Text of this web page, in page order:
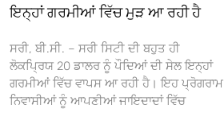
ਇਨ੍ਹਾਂ ਗਰਮੀਆਂ ਵਿੱਚ ਮੁੜ ਆ ਰਹੀ ਹੈ
ਸਰੀ, ਬੀ.ਸੀ. – ਸਰੀ ਸਿਟੀ ਦੀ ਬਹੁਤ ਹੀ
ਲੋਕਪ੍ਰਿਯ 20 ਡਾਲਰ ਨੂੰ ਪੌਦਿਆਂ ਦੀ ਸੇਲ ਇਨ੍ਹਾਂ
ਗਰਮੀਆਂ ਵਿੱਚ ਵਾਪਸ ਆ ਰਹੀ ਹੈ। ਇਹ ਪ੍ਰੋਗਰਾਮ
ਨਿਵਾਸੀਆਂ ਨੂੰ ਆਪਣੀਆਂ ਜਾਇਦਾਦਾਂ ਵਿੱਚ